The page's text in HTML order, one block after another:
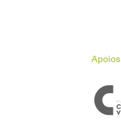
Apoios